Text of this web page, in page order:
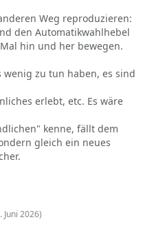
Weg reproduzieren:
den Automatikwahlhebel
hin und her bewegen.
zu tun haben, es sind
erlebt, etc. Es wäre
kenne, fällt dem
gleich ein neues
Juni 2026)